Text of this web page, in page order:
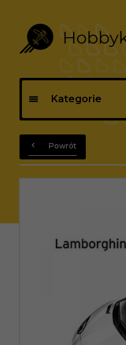
Kategorie
Powrót